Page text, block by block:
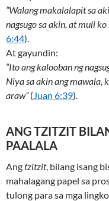
“Walang makalalapit sa
nagsugo sa akin, at muli
6:44).
At gayundin:
“Ito ang kalooban ng
Niya sa akin ang mawala,
araw”(Juan 6:39).
ANG TZITZIT
PAALALA
Angtzitzit, bilang isang
mahalagang papel sa
tulong para sa mga